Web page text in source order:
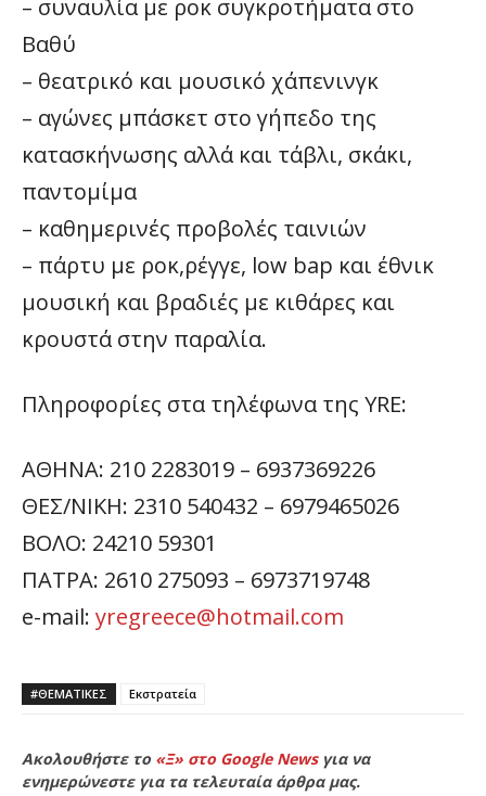
– συναυλία με ροκ συγκροτήματα στο
Βαθύ
– θεατρικό και μουσικό χάπενινγκ
– αγώνες μπάσκετ στο γήπεδο της
κατασκήνωσης αλλά και τάβλι, σκάκι,
παντομίμα
– καθημερινές προβολές ταινιών
– πάρτυ με ροκ,ρέγγε, low bap και έθνικ
μουσική και βραδιές με κιθάρες και
κρουστά στην παραλία.
Πληροφορίες στα τηλέφωνα της YRE:
ΑΘΗΝΑ: 210 2283019 – 6937369226
ΘΕΣ/ΝΙΚΗ: 2310 540432 – 6979465026
ΒΟΛΟ: 24210 59301
ΠΑΤΡΑ: 2610 275093 – 6973719748
e-mail: yregreece@hotmail.com
#ΘΕΜΑΤΙΚΈΣ Εκστρατεία
Ακολουθήστε το «Ξ» στο Google Newsγια να
ενημερώνεστε για τα τελευταία άρθρα μας.